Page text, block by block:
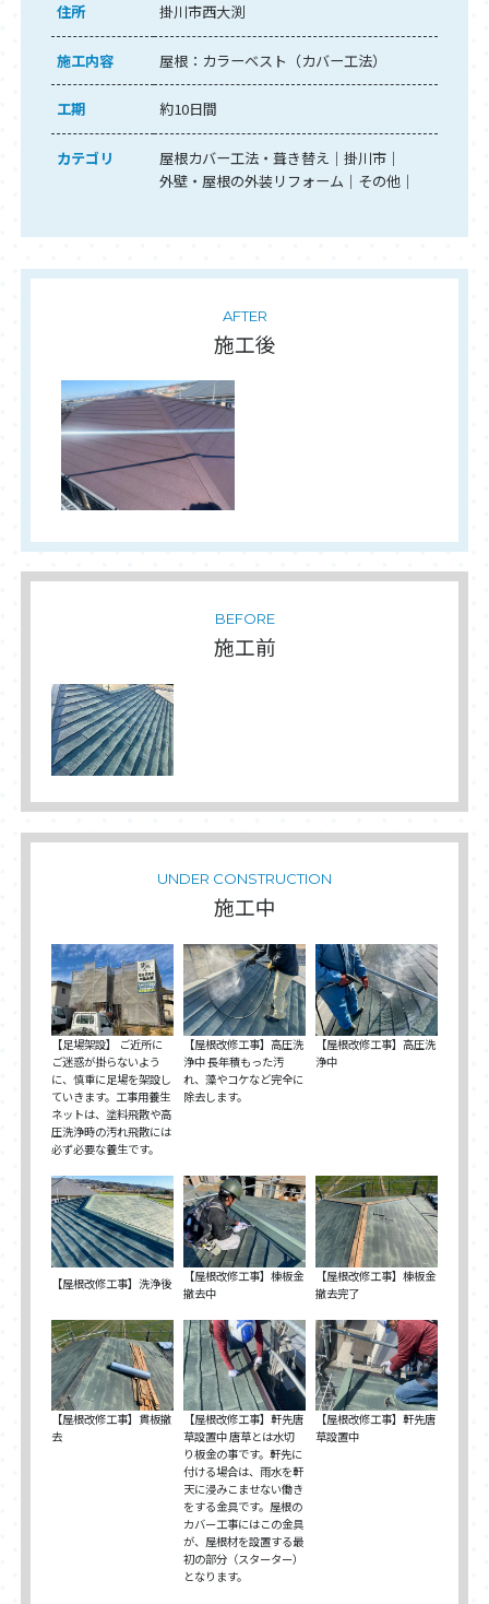
住所 掛川市西大渕
施工内容 屋根：カラーベスト（カバー工法）
工期 約10日間
カテゴリ 屋根カバー工法・葺き替え
掛川市
外壁・屋根の外装リフォーム
その他
AFTER
施工後
BEFORE
施工前
UNDER CONSTRUCTION
施工中
【足場架設】 ご近所に
ご迷惑が掛らないよう
に、慎重に足場を架設し
ていきます。工事用養生
ネットは、塗料飛散や高
圧洗浄時の汚れ飛散には
必ず必要な養生です。
【屋根改修工事】高圧洗
浄中 長年積もった汚
れ、藻やコケなど完全に
除去します。
【屋根改修工事】高圧洗
浄中
【屋根改修工事】洗浄後
【屋根改修工事】棟板金
撤去中
【屋根改修工事】棟板金
撤去完了
【屋根改修工事】貫板撤
去
【屋根改修工事】軒先唐
草設置中 唐草とは水切
り板金の事です。軒先に
付ける場合は、雨水を軒
天に浸みこませない働き
をする金具です。屋根の
カバー工事にはこの金具
が、屋根材を設置する最
初の部分（スターター）
となります。
【屋根改修工事】軒先唐
草設置中